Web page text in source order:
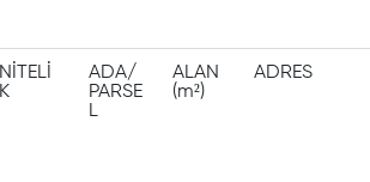
NİTELİ
K
ADA/
PARSE
L
ALAN
(m²)
ADRES